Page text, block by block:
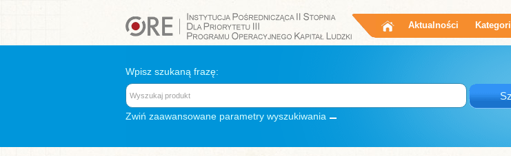
Aktualności
Wpisz szukaną frazę:
Zwiń zaawansowane parametry wyszukiwania